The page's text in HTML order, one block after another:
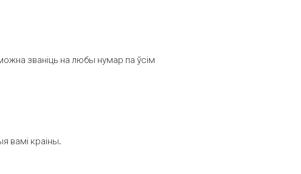
званіць на любы нумар па ўсім
вамі краіны.